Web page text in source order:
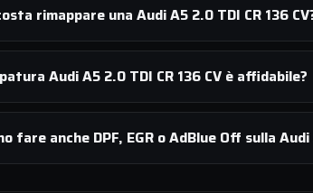
rimappare una Audi A5 2.0 TDI CR 136
Audi A5 2.0 TDI CR 136 CV è affidabile?
fare anche DPF, EGR o AdBlue Off sulla Audi